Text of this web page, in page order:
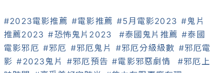
#2023電影推薦 #電影推薦 #5月電影2023 #鬼片
推薦2023 #恐怖鬼片2023 #泰國鬼片推薦 #泰國
電影邪厄 #邪厄 #邪厄鬼片 #邪厄分級級數 #邪厄電
影 #2023鬼片 #邪厄預告 #電影邪惡劇情
#邪厄上